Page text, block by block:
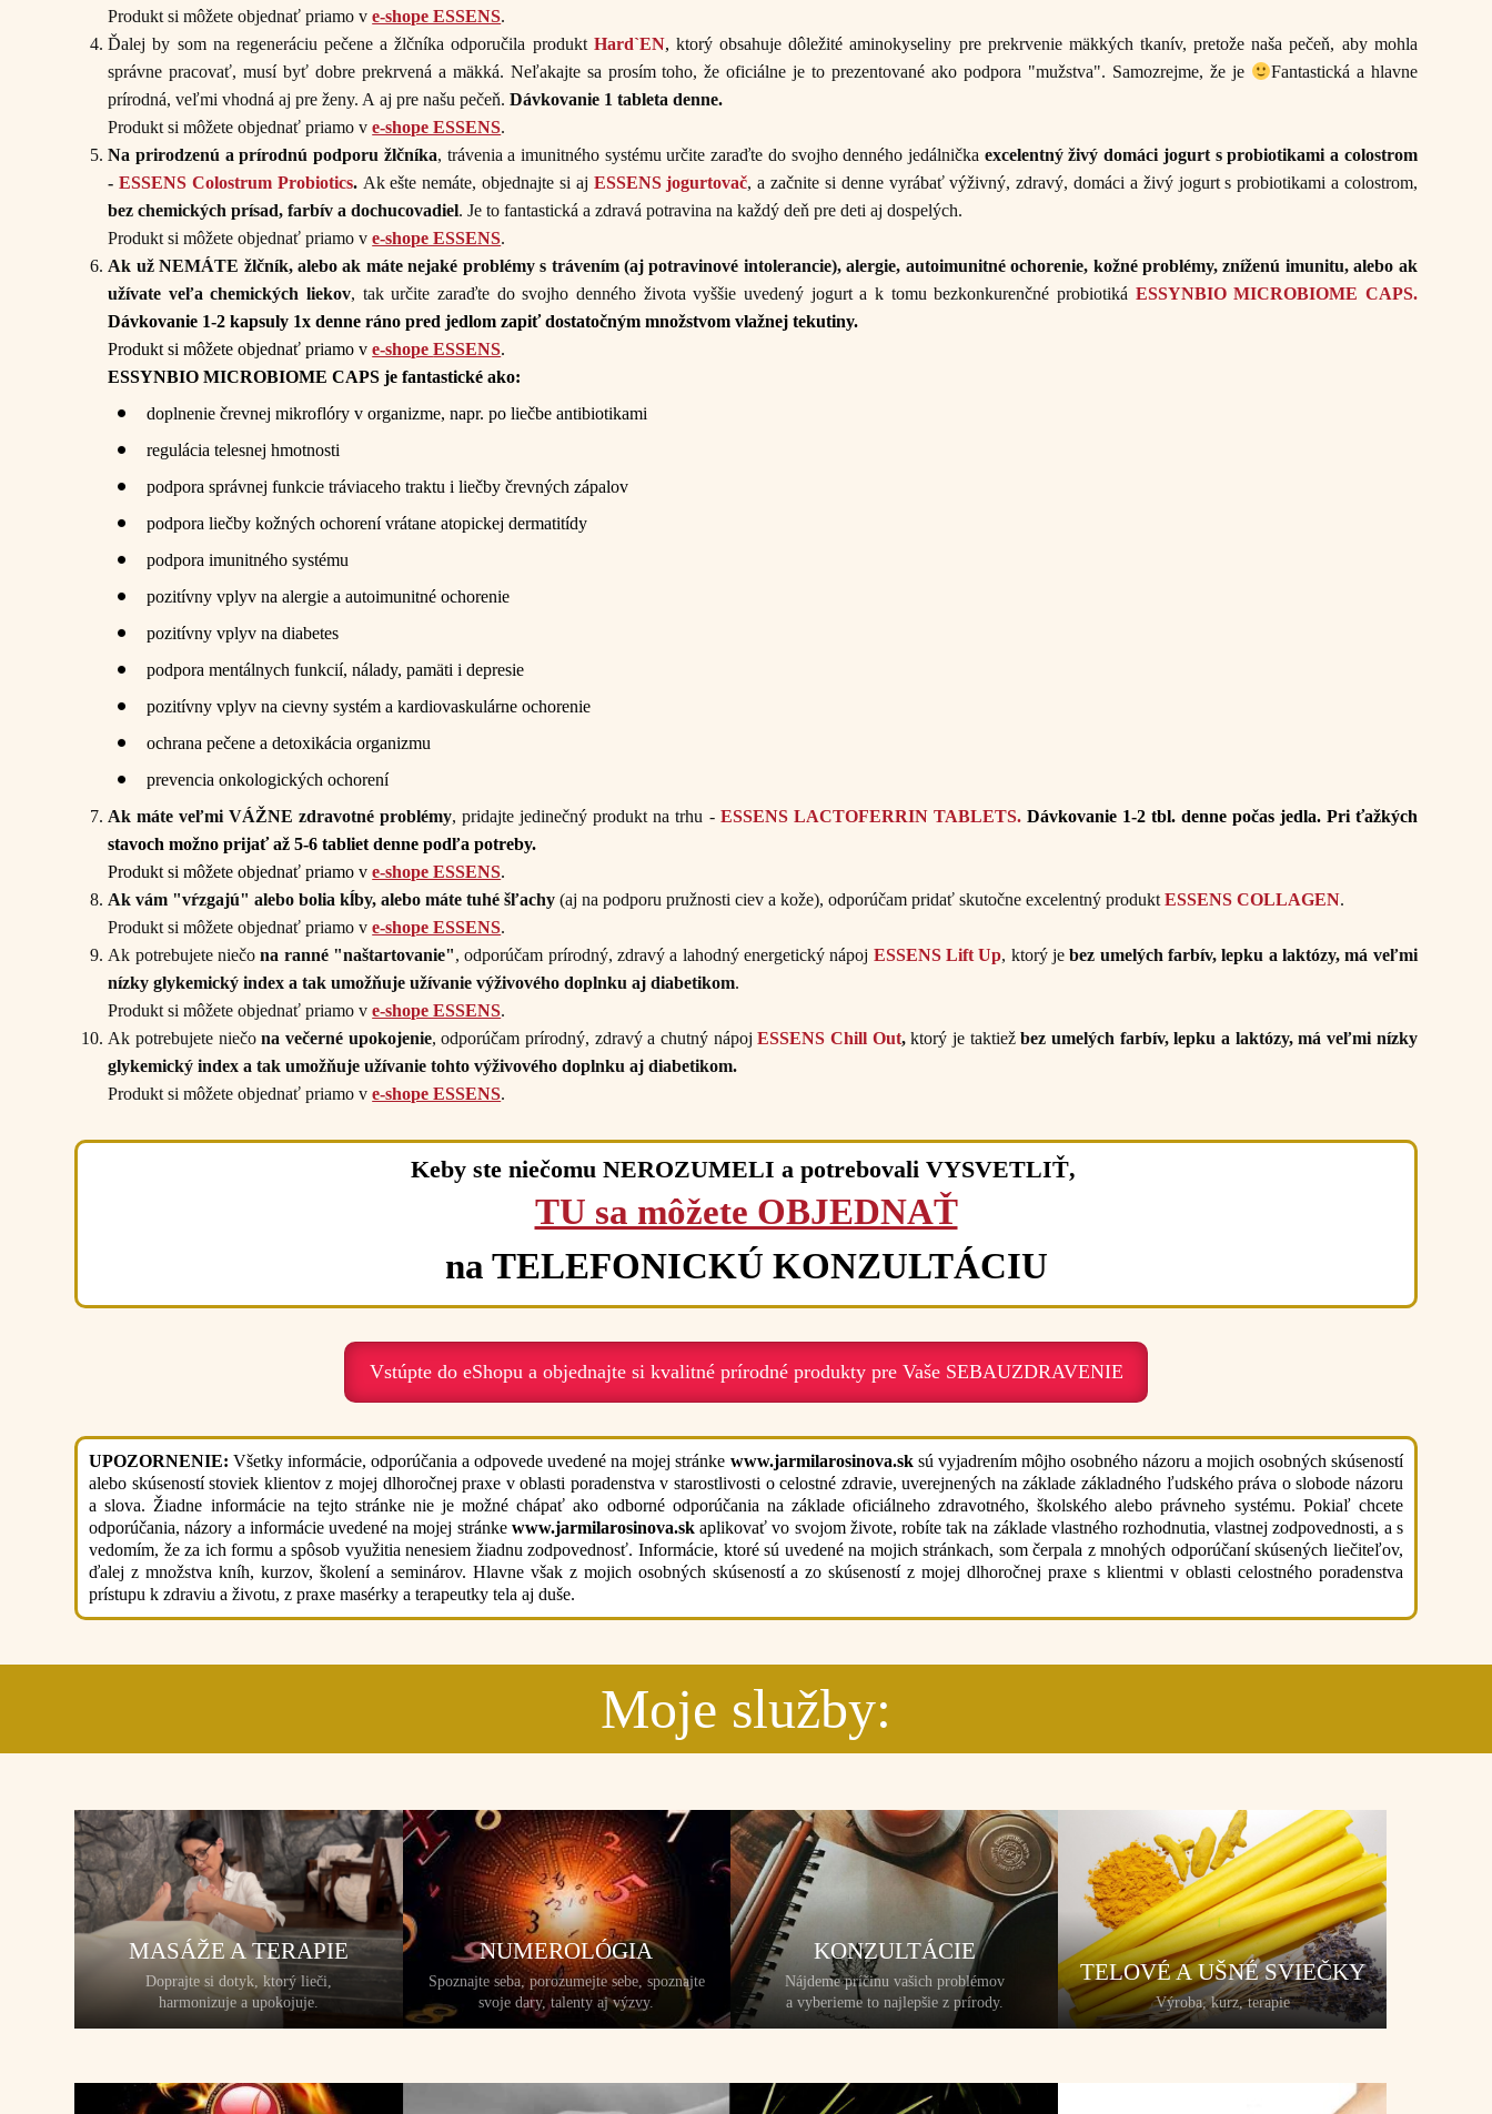
Produkt si môžete objednať priamo ve-shope ESSENS.
Ďalej by som na regeneráciu pečene a žlčníka odporučila produkt Hard`EN, ktorý obsahuje dôležité aminokyseliny pre prekrvenie mäkkých tkanív, pretože naša pečeň, aby mohla
správne pracovať, musí byť dobre prekrvená a mäkká. Neľakajte sa prosím toho, že oficiálne je to prezentované ako podpora "mužstva". Samozrejme, že je
Fantastická a hlavne
prírodná, veľmi vhodná aj pre ženy. A aj pre našu pečeň.Dávkovanie 1 tableta denne.
Produkt si môžete objednať priamo ve-shope ESSENS.
Na prirodzenú a prírodnú podporu žlčníka, trávenia a imunitného systému určite zaraďte do svojho denného jedálnička excelentný živý domáci jogurt s probiotikami a colostrom
- ESSENS Colostrum Probiotics. Ak ešte nemáte, objednajte si aj ESSENS jogurtovač, a začnite si denne vyrábať výživný, zdravý, domáci a živý jogurt s probiotikami a colostrom,
bez chemických prísad, farbív a dochucovadiel. Je to fantastická a zdravá potravina na každý deň pre deti aj dospelých.
Produkt si môžete objednať priamo ve-shope ESSENS.
Ak už NEMÁTE žlčník, alebo ak máte nejaké problémy s trávením (aj potravinové intolerancie), alergie, autoimunitné ochorenie, kožné problémy, zníženú imunitu, alebo ak
užívate veľa chemických liekov, tak určite zaraďte do svojho denného života vyššie uvedený jogurt a k tomu bezkonkurenčné probiotiká ESSYNBIO MICROBIOME CAPS.
Dávkovanie 1-2 kapsuly 1x denne ráno pred jedlom zapiť dostatočným množstvom vlažnej tekutiny.
Produkt si môžete objednať priamo ve-shopeESSENS.
ESSYNBIO MICROBIOME CAPS je fantastické ako:
doplnenie črevnej mikroflóry v organizme, napr. po liečbe antibiotikami
regulácia telesnej hmotnosti
podpora správnej funkcie tráviaceho traktu i liečby črevných zápalov
podpora liečby kožných ochorení vrátane atopickej dermatitídy
podpora imunitného systému
pozitívny vplyv na alergie a autoimunitné ochorenie
pozitívny vplyv na diabetes
podpora mentálnych funkcií, nálady, pamäti i depresie
pozitívny vplyv na cievny systém a kardiovaskulárne ochorenie
ochrana pečene a detoxikácia organizmu
prevencia onkologických ochorení
Ak máte veľmi VÁŽNE zdravotné problémy, pridajte jedinečný produkt na trhu - ESSENS LACTOFERRIN TABLETS. Dávkovanie 1-2 tbl. denne počas jedla. Pri ťažkých
stavoch možno prijať až 5-6 tabliet denne podľa potreby.
Produkt si môžete objednať priamo ve-shope ESSENS.
Ak vám "vŕzgajú" alebo bolia kĺby, alebo máte tuhé šľachy (aj na podporu pružnosti ciev a kože), odporúčam pridať skutočne excelentný produktESSENS COLLAGEN.
Produkt si môžete objednať priamo ve-shope ESSENS.
Ak potrebujete niečona ranné "naštartovanie", odporúčam prírodný, zdravý a lahodný energetický nápoj ESSENS Lift Up, ktorý jebez umelých farbív, lepku a laktózy, má veľmi
nízky glykemický index a tak umožňuje užívanie výživového doplnku aj diabetikom.
Produkt si môžete objednať priamo ve-shope ESSENS.
Ak potrebujete niečona večerné upokojenie, odporúčam prírodný, zdravý a chutný nápojESSENS Chill Out,ktorý je taktiežbez umelých farbív, lepku a laktózy, má veľmi nízky
glykemický index a tak umožňuje užívanie tohto výživového doplnku aj diabetikom.
Produkt si môžete objednať priamo ve-shope ESSENS.
Keby ste niečomu NEROZUMELI a potrebovali VYSVETLIŤ,
TU sa môžete OBJEDNAŤ
na TELEFONICKÚ KONZULTÁCIU
Vstúpte do eShopu a objednajte si kvalitné prírodné produkty pre Vaše SEBAUZDRAVENIE
UPOZORNENIE: Všetky informácie, odporúčania a odpovede uvedené na mojej stránke www.jarmilarosinova.sksú vyjadrením môjho osobného názoru a mojich osobných skúseností
alebo skúseností stoviek klientov z mojej dlhoročnej praxe v oblasti poradenstva v starostlivosti o celostné zdravie, uverejnených na základe základného ľudského práva o slobode názoru
a slova. Žiadne informácie na tejto stránke nie je možné chápať ako odborné odporúčania na základe oficiálneho zdravotného, školského alebo právneho systému. Pokiaľ chcete
odporúčania, názory a informácie uvedené na mojej stránkewww.jarmilarosinova.skaplikovať vo svojom živote, robíte tak na základe vlastného rozhodnutia, vlastnej zodpovednosti, a s
vedomím, že za ich formu a spôsob využitia nenesiem žiadnu zodpovednosť. Informácie, ktoré sú uvedené na mojich stránkach, som čerpala z mnohých odporúčaní skúsených liečiteľov,
ďalej z množstva kníh, kurzov, školení a seminárov. Hlavne však z mojich osobných skúseností a zo skúseností z mojej dlhoročnej praxe s klientmi v oblasti celostného poradenstva
prístupu k zdraviu a životu, z praxe masérky a terapeutky tela aj duše.
Moje služby:
MASÁŽE A TERAPIE
Doprajte si dotyk, ktorý lieči,
harmonizuje a upokojuje.
NUMEROLÓGIA
Spoznajte seba, porozumejte sebe, spoznajte
svoje dary, talenty aj výzvy.
KONZULTÁCIE
Nájdeme príčinu vašich problémov
a vyberieme to najlepšie z prírody.
TELOVÉ A UŠNÉ SVIEČKY
Výroba, kurz, terapie